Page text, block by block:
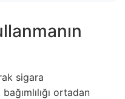
sigara
ortadan